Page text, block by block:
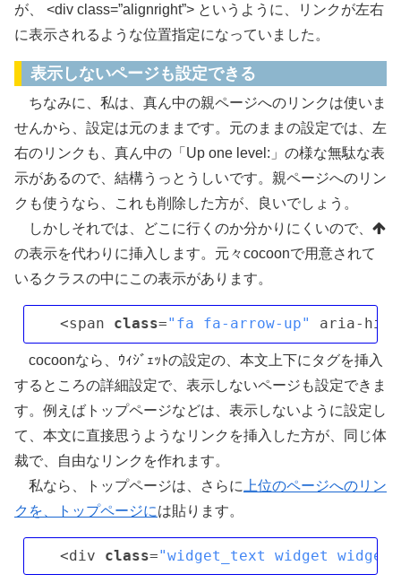
が、 <div class=”alignright”> というように、リンクが左右
に表示されるような位置指定になっていました。
表示しないページも設定できる
ちなみに、私は、真ん中の親ページへのリンクは使いま
せんから、設定は元のままです。元のままの設定では、左
右のリンクも、真ん中の「Up one level:」の様な無駄な表
示があるので、結構うっとうしいです。親ページへのリン
クも使うなら、これも削除した方が、良いでしょう。
しかしそれでは、どこに行くのか分かりにくいので、
の表示を代わりに挿入します。元々cocoonで用意されて
いるクラスの中にこの表示があります。
<span class="fa fa-arrow-up" aria-
cocoonなら、ｳｨｼﾞｪｯﾄの設定の、本文上下にタグを挿入
するところの詳細設定で、表示しないページも設定できま
す。例えばトップページなどは、表示しないように設定し
て、本文に直接思うようなリンクを挿入した方が、同じ体
裁で、自由なリンクを作れます。
私なら、トップページは、さらに 上位のページへのリン
クを、トップページには貼ります。
<div class="widget_text widget widget-